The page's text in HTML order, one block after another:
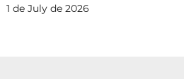
1 de July de 2026